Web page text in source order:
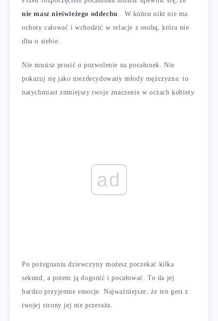
nie masz nieświeżego oddechu
. W końcu nikt nie ma
ochoty całować i wchodzić w relacje z osobą, która nie
dba o siebie.
Nie musisz prosić o pozwolenie na pocałunek. Nie
pokazuj się jako niezdecydowany młody mężczyzna: to
natychmiast zmniejszy twoje znaczenie w oczach kobiety.
ad
Po pożegnaniu dziewczyny możesz poczekać kilka
sekund, a potem ją dogonić i pocałować. To da jej
bardzo przyjemne emocje. Najważniejsze, że ten gest z
twojej strony jej nie przeraża.